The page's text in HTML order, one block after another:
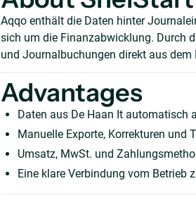
Aqqo enthält die Daten hinter
sich um die Finanzabwicklung. Durch
und Journalbuchungen direkt aus dem
Advantages
Daten aus De Haan It automatisch
Manuelle Exporte, Korrekturen und
Umsatz, MwSt. und
Eine klare Verbindung vom Betrieb